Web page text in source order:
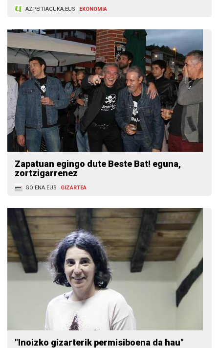
AZPEITIAGUKA.EUS EKONOMIA
Zapatuan egingo dute Beste Bat! eguna,
zortzigarrenez
GOIENA.EUS GIZARTEA
"Inoizko gizarterik permisiboena da hau"